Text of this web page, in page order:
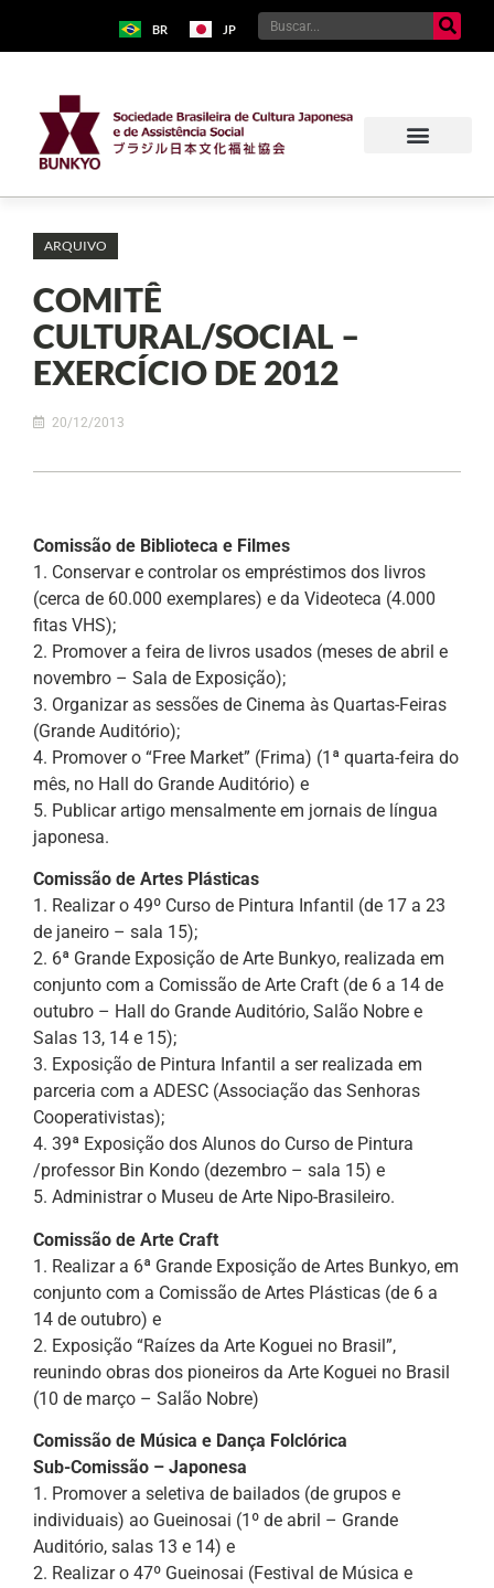
BR JP
ARQUIVO
COMITÊ
CULTURAL/SOCIAL –
EXERCÍCIO DE 2012
20/12/2013
Comissão de Biblioteca e Filmes
1. Conservar e controlar os empréstimos dos livros
(cerca de 60.000 exemplares) e da Videoteca (4.000
fitas VHS);
2. Promover a feira de livros usados (meses de abril e
novembro – Sala de Exposição);
3. Organizar as sessões de Cinema às Quartas-Feiras
(Grande Auditório);
4. Promover o “Free Market” (Frima) (1ª quarta-feira do
mês, no Hall do Grande Auditório) e
5. Publicar artigo mensalmente em jornais de língua
japonesa.
Comissão de Artes Plásticas
1. Realizar o 49º Curso de Pintura Infantil (de 17 a 23
de janeiro – sala 15);
2. 6ª Grande Exposição de Arte Bunkyo, realizada em
conjunto com a Comissão de Arte Craft (de 6 a 14 de
outubro – Hall do Grande Auditório, Salão Nobre e
Salas 13, 14 e 15);
3. Exposição de Pintura Infantil a ser realizada em
parceria com a ADESC (Associação das Senhoras
Cooperativistas);
4. 39ª Exposição dos Alunos do Curso de Pintura
/professor Bin Kondo (dezembro – sala 15) e
5. Administrar o Museu de Arte Nipo-Brasileiro.
Comissão de Arte Craft
1. Realizar a 6ª Grande Exposição de Artes Bunkyo, em
conjunto com a Comissão de Artes Plásticas (de 6 a
14 de outubro) e
2. Exposição “Raízes da Arte Koguei no Brasil”,
reunindo obras dos pioneiros da Arte Koguei no Brasil
(10 de março – Salão Nobre)
Comissão de Música e Dança Folclórica
Sub-Comissão – Japonesa
1. Promover a seletiva de bailados (de grupos e
individuais) ao Gueinosai (1º de abril – Grande
Auditório, salas 13 e 14) e
2. Realizar o 47º Gueinosai (Festival de Música e